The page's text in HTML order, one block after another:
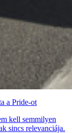
a Pride-ot
kell semmilyen
sincs relevanciája.